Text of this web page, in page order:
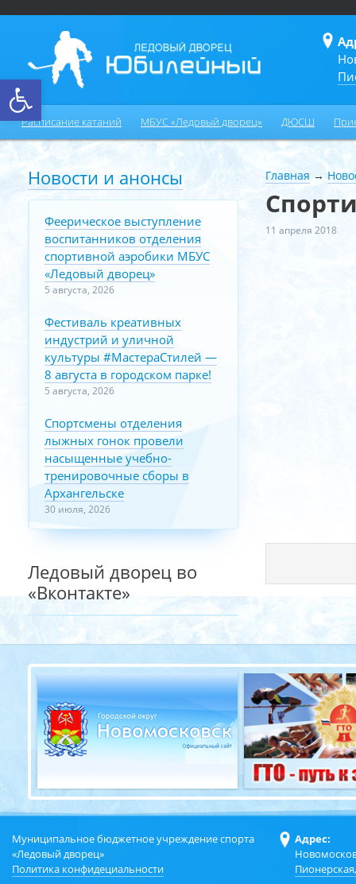
Открыть панель инструментов
Расписание катаний МБУС «Ледовый дворец» ДЮСШ
Главная →
11 апреля 2018
Новости и анонсы
Феерическое выступление
воспитанников отделения
спортивной аэробики МБУС
«Ледовый дворец»
5 августа, 2026
Фестиваль креативных
индустрий и уличной
культуры #МастераСтилей —
8 августа в городском парке!
5 августа, 2026
Спортсмены отделения
лыжных гонок провели
насыщенные учебно-
тренировочные сборы в
Архангельске
30 июля, 2026
Ледовый дворец во
«Вконтакте»
Муниципальное бюджетное учреждение спорта
«Ледовый дворец»
Политика конфидециальности
Адрес: